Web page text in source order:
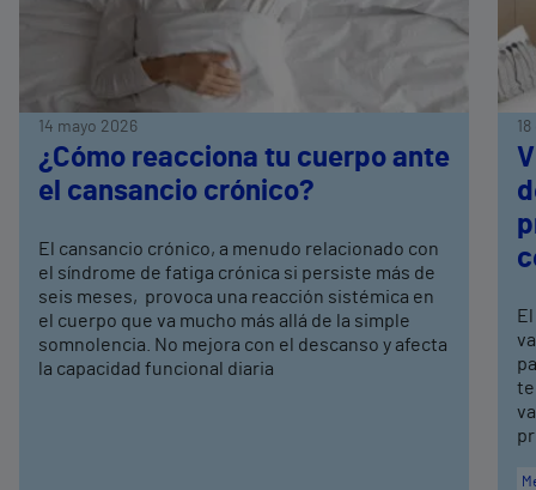
14 mayo 2026
¿Cómo reacciona tu cuerpo ante
el cansancio crónico?
El cansancio crónico, a menudo relacionado con
el síndrome de fatiga crónica si persiste más de
seis meses, provoca una reacción sistémica en
el cuerpo que va mucho más allá de la simple
somnolencia. No mejora con el descanso y afecta
la capacidad funcional diaria